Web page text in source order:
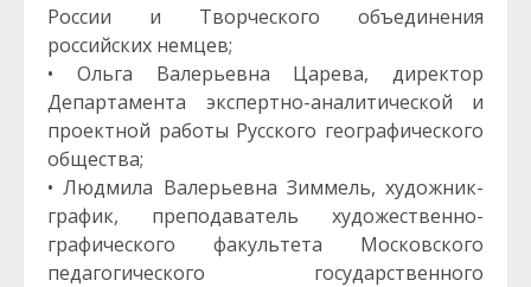
России и Творческого объединения
российских немцев;
• Ольга Валерьевна Царева, директор
Департамента экспертно-аналитической и
проектной работы Русского географического
общества;
• Людмила Валерьевна Зиммель, художник-
график, преподаватель художественно-
графического факультета Московского
педагогического государственного